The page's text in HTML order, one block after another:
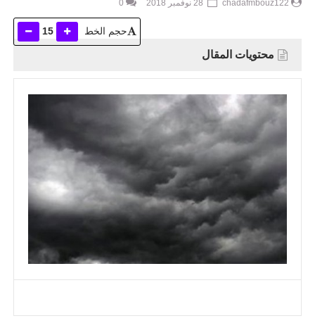
chadafmbouz122
0
حجم الخط 15
محتويات المقال